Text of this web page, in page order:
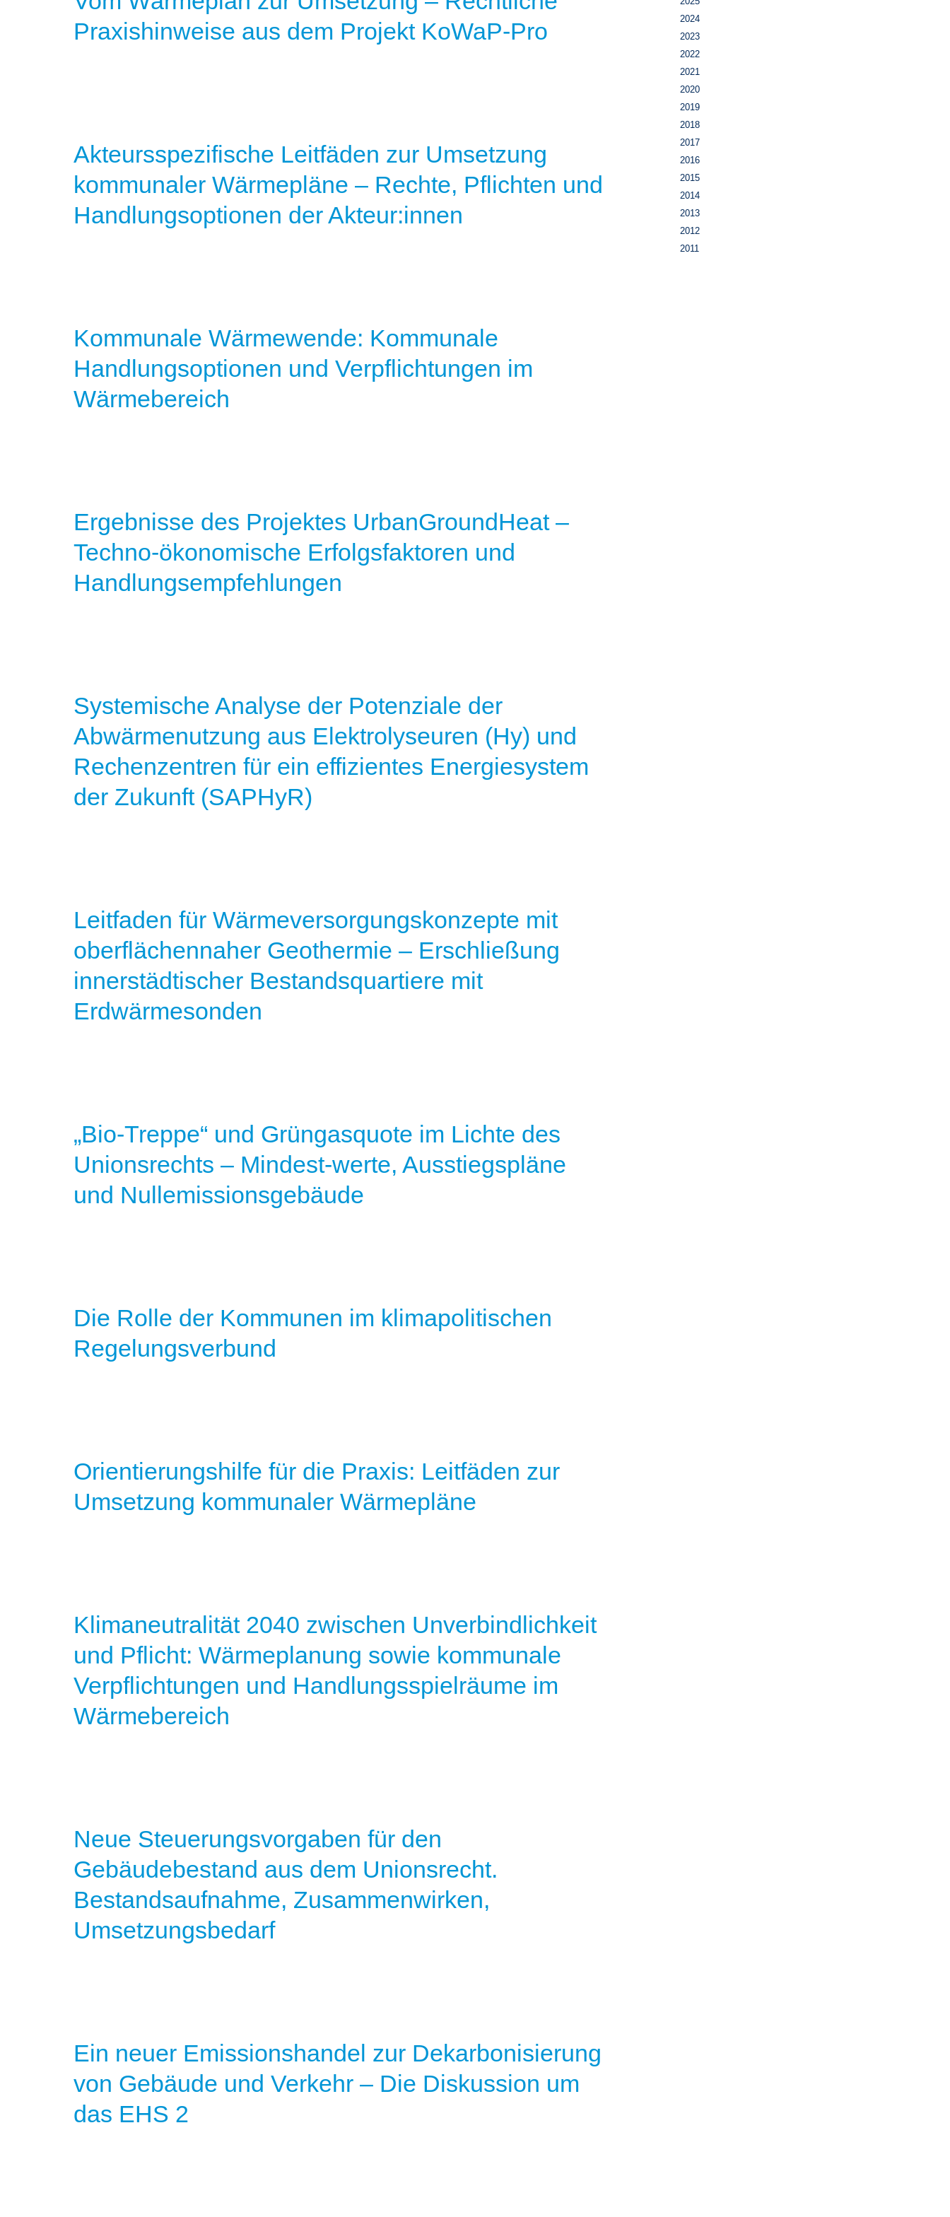
Praxishinweise aus dem Projekt KoWaP-Pro
Akteursspezifische Leitfäden zur Umsetzung
kommunaler Wärmepläne – Rechte, Pflichten und
Handlungsoptionen der Akteur:innen
Kommunale Wärmewende: Kommunale
Handlungsoptionen und Verpflichtungen im
Wärmebereich
Ergebnisse des Projektes UrbanGroundHeat –
Techno-ökonomische Erfolgsfaktoren und
Handlungsempfehlungen
Systemische Analyse der Potenziale der
Abwärmenutzung aus Elektrolyseuren (Hy) und
Rechenzentren für ein effizientes Energiesystem
der Zukunft (SAPHyR)
Leitfaden für Wärmeversorgungskonzepte mit
oberflächennaher Geothermie – Erschließung
innerstädtischer Bestandsquartiere mit
Erdwärmesonden
„Bio-Treppe“ und Grüngasquote im Lichte des
Unionsrechts – Mindest-werte, Ausstiegspläne
und Nullemissionsgebäude
Die Rolle der Kommunen im klimapolitischen
Regelungsverbund
Orientierungshilfe für die Praxis: Leitfäden zur
Umsetzung kommunaler Wärmepläne
Klimaneutralität 2040 zwischen Unverbindlichkeit
und Pflicht: Wärmeplanung sowie kommunale
Verpflichtungen und Handlungsspielräume im
Wärmebereich
Neue Steuerungsvorgaben für den
Gebäudebestand aus dem Unionsrecht.
Bestandsaufnahme, Zusammenwirken,
Umsetzungsbedarf
Ein neuer Emissionshandel zur Dekarbonisierung
von Gebäude und Verkehr – Die Diskussion um
das EHS 2
2024
2023
2022
2021
2020
2019
2018
2017
2016
2015
2014
2013
2012
2011